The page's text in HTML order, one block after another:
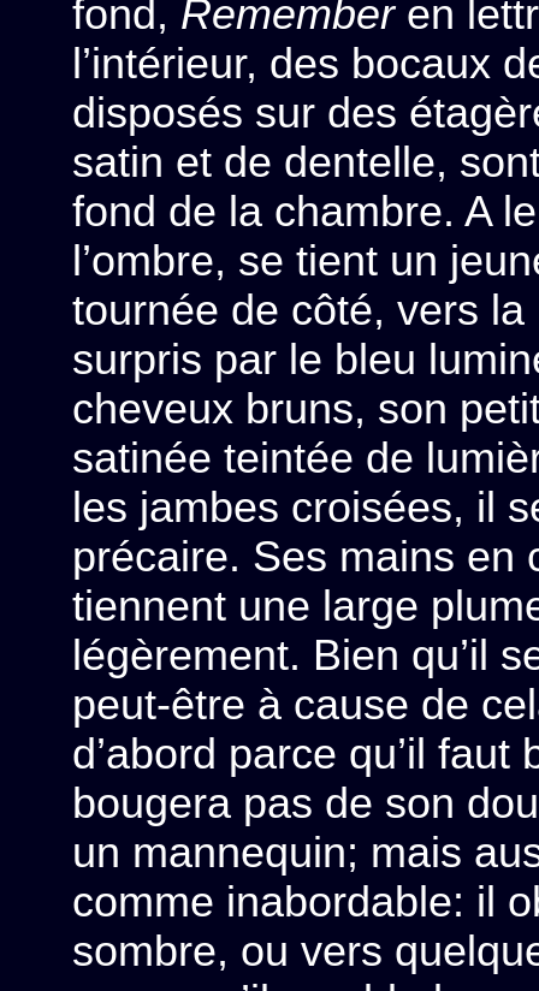
fond, Rememberen
l’intérieur, des bocaux
disposés sur des
satin et de dentelle,
fond de la chambre. A
l’ombre, se tient un
tournée de côté, vers
surpris par le bleu
cheveux bruns, son
satinée teintée de
les jambes croisées, il
précaire. Ses mains en
tiennent une large
légèrement. Bien qu’il
peut-être à cause de
d’abord parce qu’il
bougera pas de son
un mannequin; mais
comme inabordable: il
sombre, ou vers